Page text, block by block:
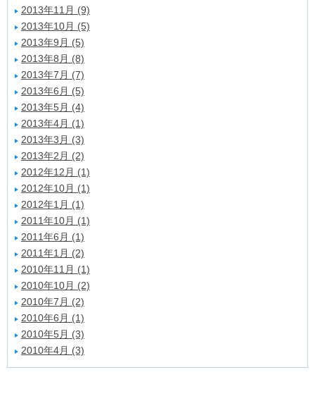
2013年11月 (9)
2013年10月 (5)
2013年9月 (5)
2013年8月 (8)
2013年7月 (7)
2013年6月 (5)
2013年5月 (4)
2013年4月 (1)
2013年3月 (3)
2013年2月 (2)
2012年12月 (1)
2012年10月 (1)
2012年1月 (1)
2011年10月 (1)
2011年6月 (1)
2011年1月 (2)
2010年11月 (1)
2010年10月 (2)
2010年7月 (2)
2010年6月 (1)
2010年5月 (3)
2010年4月 (3)